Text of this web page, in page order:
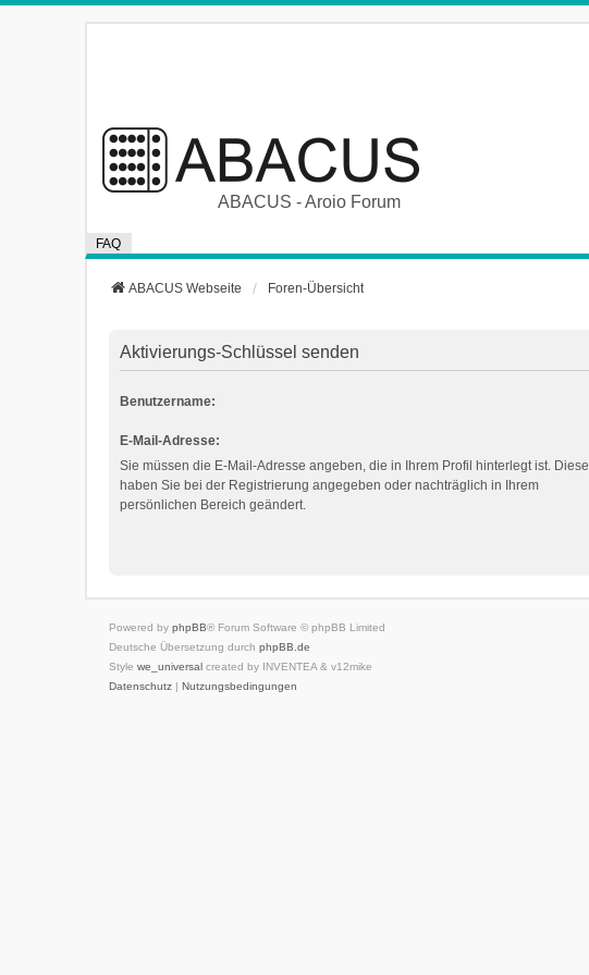
ABACUS - Aroio Forum
FAQ
ABACUS Webseite Foren-Übersicht
Aktivierungs-Schlüssel senden
Benutzername:
E-Mail-Adresse:
Sie müssen die E-Mail-Adresse angeben, die in Ihrem Profil hinterlegt ist. Diese
haben Sie bei der Registrierung angegeben oder nachträglich in Ihrem
persönlichen Bereich geändert.
Powered byphpBB® Forum Software © phpBB Limited
Deutsche Übersetzung durchphpBB.de
Stylewe_universal created by INVENTEA & v12mike
Datenschutz |Nutzungsbedingungen